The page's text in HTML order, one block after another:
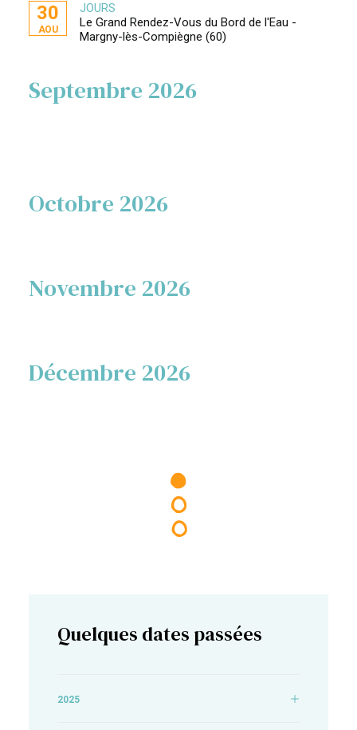
30
AOU
JOURS
Le Grand Rendez-Vous du Bord de l'Eau -
Margny-lès-Compiègne (60)
Septembre 2026
Octobre 2026
Novembre 2026
Décembre 2026
Quelques dates passées
2025